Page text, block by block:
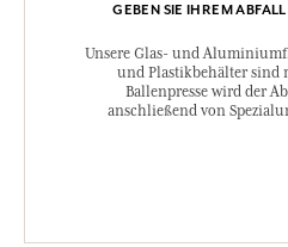
GEBEN SIE IHREM
Unsere Glas- und
und Plastikbehälter sind
Ballenpresse wird der
anschließend von